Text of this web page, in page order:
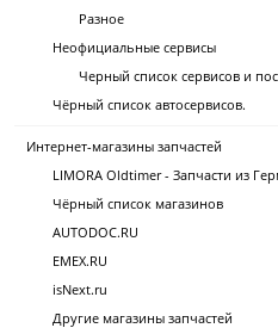
Разное
Неофициальные сервисы
Черный список сервисов и
Чёрный список автосервисов.
Интернет-магазины запчастей
LIMORA Oldtimer - Запчасти из
Чёрный список магазинов
AUTODOC.RU
EMEX.RU
isNext.ru
Другие магазины запчастей